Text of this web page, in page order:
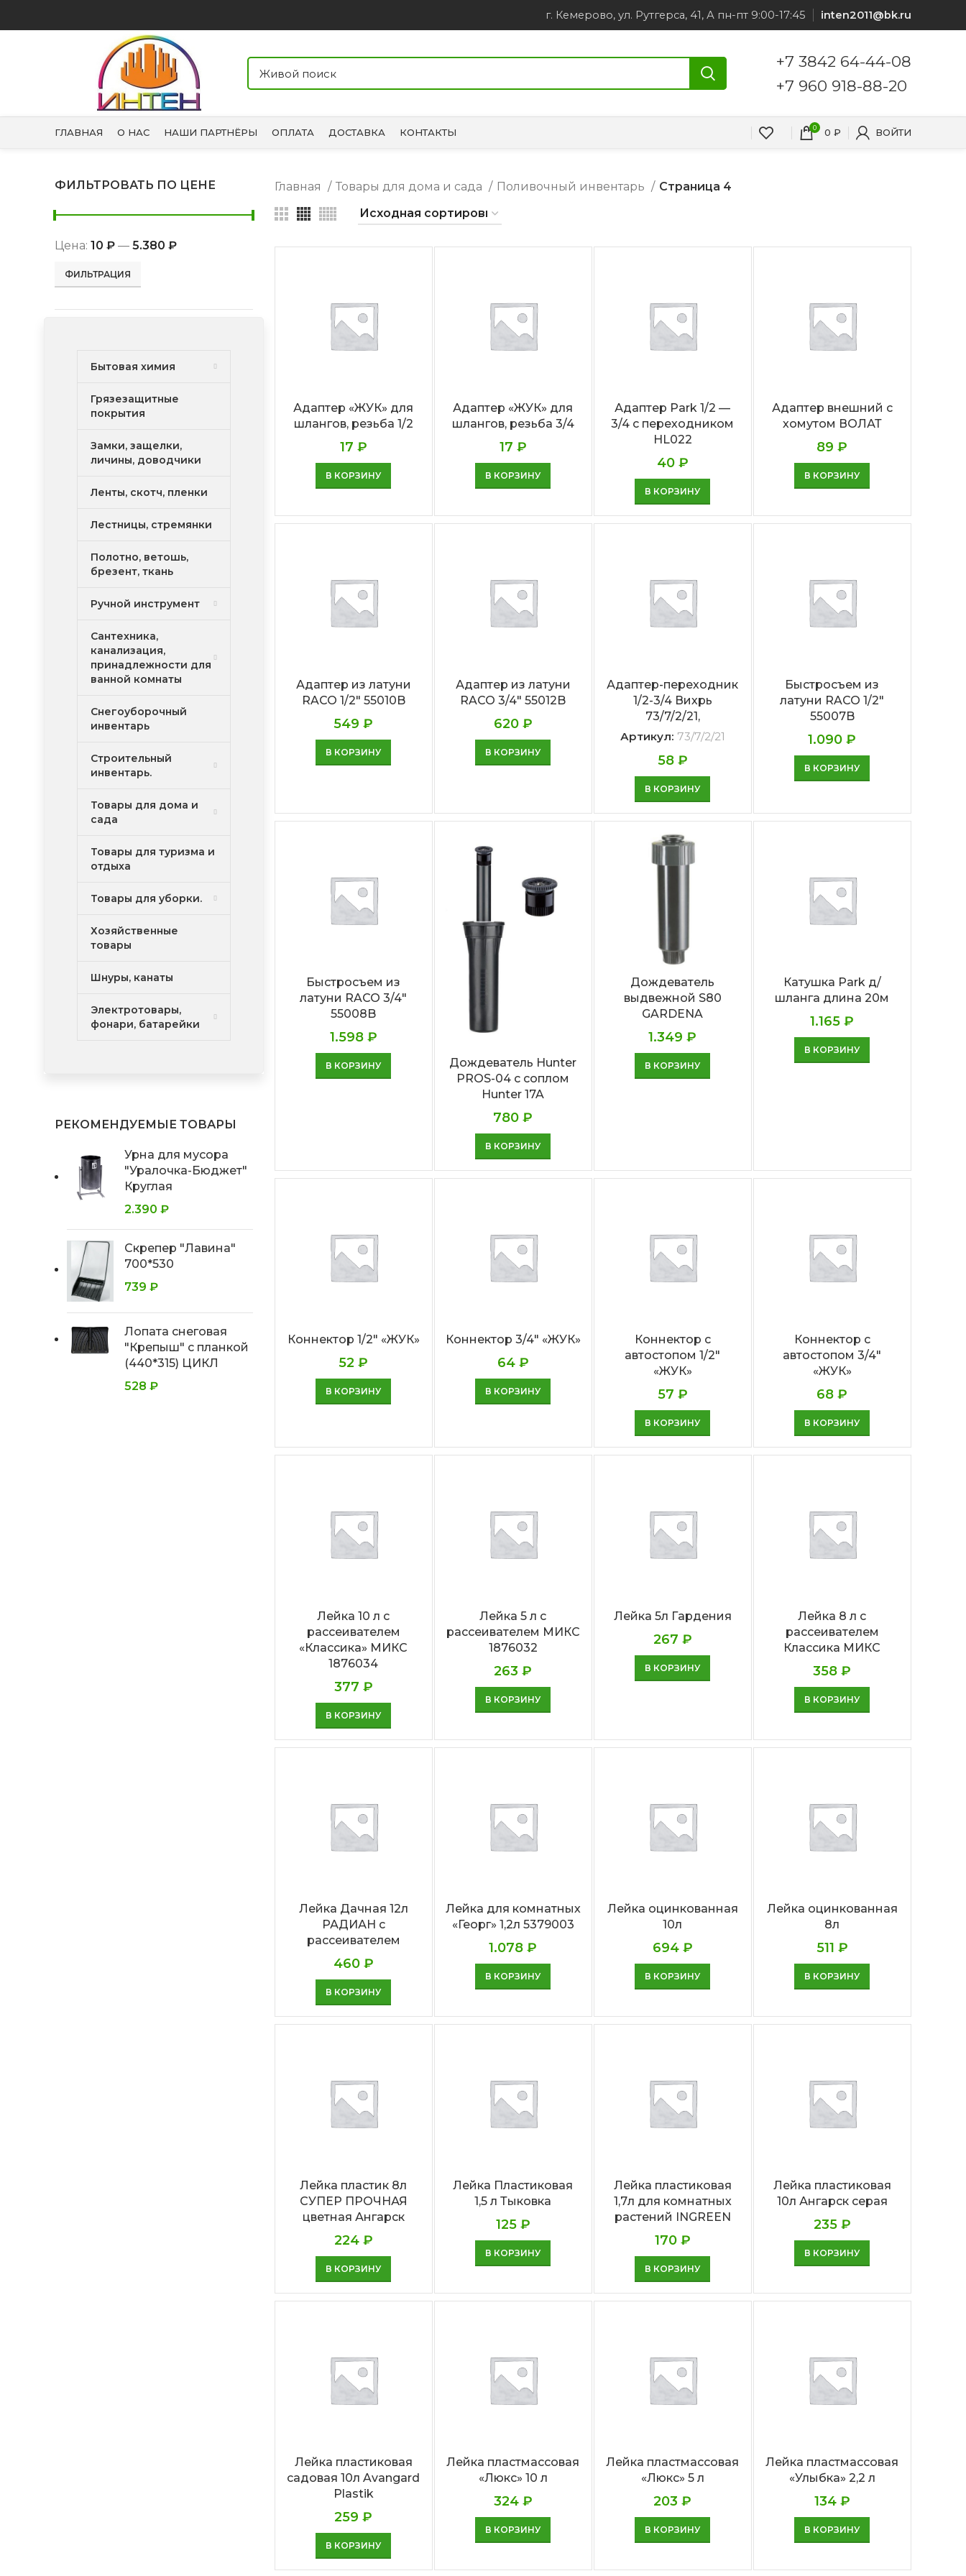
г. Кемерово, ул. Рутгерса, 41, А пн-пт 9:00-17:45 inten2011@bk.ru
+7 3842 64-44-08
+7 960 918-88-20
ГЛАВНАЯ О НАС НАШИ ПАРТНЁРЫ ОПЛАТА ДОСТАВКА КОНТАКТЫ 0 0 ₽ ВОЙТИ
ФИЛЬТРОВАТЬ ПО ЦЕНЕ
Минимальная
цена
Максимальная
цена
ФИЛЬТРАЦИЯ
Цена: 10 ₽ — 5.380 ₽
Бытовая химия
Грязезащитные
покрытия
Замки, защелки,
личины, доводчики
Ленты, скотч, пленки
Лестницы, стремянки
Полотно, ветошь,
брезент, ткань
Ручной инструмент
Сантехника,
канализация,
принадлежности для
ванной комнаты
Снегоуборочный
инвентарь
Строительный
инвентарь.
Товары для дома и
сада
Товары для туризма и
отдыха
Товары для уборки.
Хозяйственные
товары
Шнуры, канаты
Электротовары,
фонари, батарейки
РЕКОМЕНДУЕМЫЕ ТОВАРЫ
Урна для мусора
"Уралочка-Бюджет"
Круглая
2.390 ₽
Скрепер "Лавина"
700*530
739 ₽
Лопата снеговая
"Крепыш" с планкой
(440*315) ЦИКЛ
528 ₽
Главная Товары для дома и сада Поливочный инвентарь Страница 4
Адаптер «ЖУК» для
шлангов, резьба 1/2
17 ₽
В КОРЗИНУ
Адаптер «ЖУК» для
шлангов, резьба 3/4
17 ₽
В КОРЗИНУ
Адаптер Park 1/2 —
3/4 с переходником
HL022
40 ₽
В КОРЗИНУ
Адаптер внешний с
хомутом ВОЛАТ
89₽
В КОРЗИНУ
Адаптер из латуни
RACO 1/2″ 55010B
549₽
В КОРЗИНУ
Адаптер из латуни
RACO 3/4″ 55012B
620 ₽
В КОРЗИНУ
Адаптер-переходник
1/2-3/4 Вихрь
73/7/2/21,
Артикул: 73/7/2/21
58 ₽
В КОРЗИНУ
Быстросъем из
латуни RACO 1/2″
55007B
1.090₽
В КОРЗИНУ
Быстросъем из
латуни RACO 3/4″
55008B
1.598 ₽
В КОРЗИНУ
Дождеватель Hunter
PROS-04 с соплом
Hunter 17A
780₽
В КОРЗИНУ
Дождеватель
выдвежной S80
GARDENA
1.349₽
В КОРЗИНУ
Катушка Park д/
шланга длина 20м
1.165₽
В КОРЗИНУ
Коннектор 1/2″ «ЖУК»
52₽
В КОРЗИНУ
Коннектор 3/4″ «ЖУК»
64 ₽
В КОРЗИНУ
Коннектор с
автостопом 1/2″
«ЖУК»
57 ₽
В КОРЗИНУ
Коннектор с
автостопом 3/4″
«ЖУК»
68₽
В КОРЗИНУ
Лейка 10 л с
рассеивателем
«Классика» МИКС
1876034
377 ₽
В КОРЗИНУ
Лейка 5 л с
рассеивателем МИКС
1876032
263₽
В КОРЗИНУ
Лейка 5л Гардения
267 ₽
В КОРЗИНУ
Лейка 8 л с
рассеивателем
Классика МИКС
358₽
В КОРЗИНУ
Лейка Дачная 12л
РАДИАН с
рассеивателем
460 ₽
В КОРЗИНУ
Лейка для комнатных
«Георг» 1,2л 5379003
1.078₽
В КОРЗИНУ
Лейка оцинкованная
10л
694 ₽
В КОРЗИНУ
Лейка оцинкованная
8л
511 ₽
В КОРЗИНУ
Лейка пластик 8л
СУПЕР ПРОЧНАЯ
цветная Ангарск
224 ₽
В КОРЗИНУ
Лейка Пластиковая
1,5 л Тыковка
125 ₽
В КОРЗИНУ
Лейка пластиковая
1,7л для комнатных
растений INGREEN
170 ₽
В КОРЗИНУ
Лейка пластиковая
10л Ангарск серая
235 ₽
В КОРЗИНУ
Лейка пластиковая
садовая 10л Avangard
Plastik
259₽
В КОРЗИНУ
Лейка пластмассовая
«Люкс» 10 л
324 ₽
В КОРЗИНУ
Лейка пластмассовая
«Люкс» 5 л
203₽
В КОРЗИНУ
Лейка пластмассовая
«Улыбка» 2,2 л
134 ₽
В КОРЗИНУ